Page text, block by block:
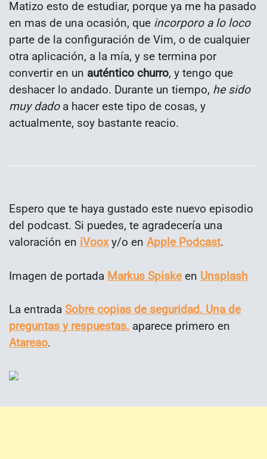
Matizo esto de estudiar, porque ya me ha pasado
en mas de una ocasión, que incorporo a lo loco
parte de la configuración de Vim, o de cualquier
otra aplicación, a la mía, y se termina por
convertir en un auténtico churro, y tengo que
deshacer lo andado. Durante un tiempo, he sido
muy dadoa hacer este tipo de cosas, y
actualmente, soy bastante reacio.
Espero que te haya gustado este nuevo episodio
del podcast. Si puedes, te agradecería una
valoración en iVooxy/o en Apple Podcast.
Imagen de portada Markus Spiskeen Unsplash
La entrada Sobre copias de seguridad. Una de
preguntas y respuestas. aparece primero en
Atareao.